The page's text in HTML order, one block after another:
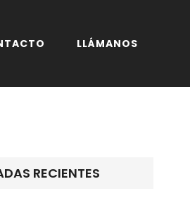
LLÁMANOS
RECIENTES